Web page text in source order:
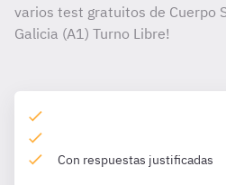
varios test gratuitos de Cuerpo
Galicia (A1) Turno Libre!
Con respuestas justificadas